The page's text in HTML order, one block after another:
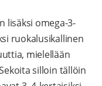
lisäksi omega-3-
ruokalusikallinen
mielellään
silloin tällöin